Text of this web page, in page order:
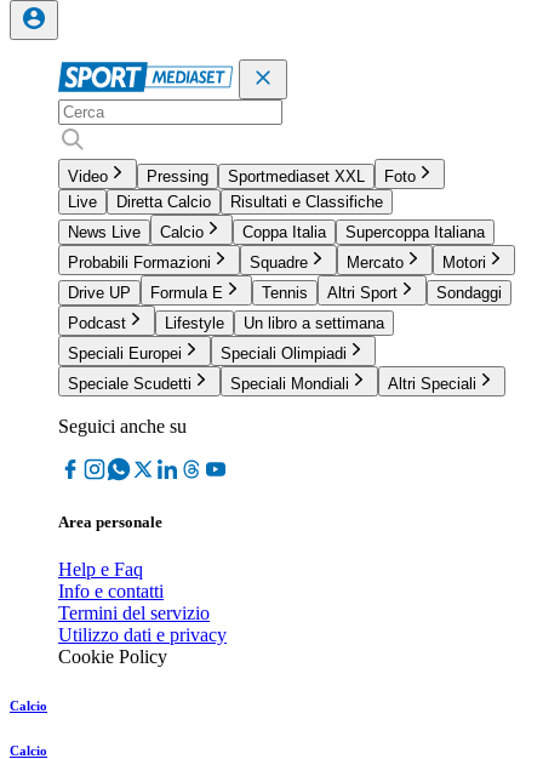
Video Pressing Sportmediaset XXL
Foto
Live
Diretta Calcio
Risultati e Classifiche
News Live
Calcio Coppa Italia
Supercoppa Italiana
Probabili Formazioni
Squadre Mercato
Motori
Drive UP
Formula E Tennis Altri Sport
Sondaggi
Podcast
Lifestyle
Un libro a settimana
Speciali Europei
Speciali Olimpiadi
Speciale Scudetti
Speciali Mondiali Altri Speciali
Seguici anche su
Area personale
Help e Faq
Info e contatti
Termini del servizio
Utilizzo dati e privacy
Cookie Policy
Calcio
Calcio